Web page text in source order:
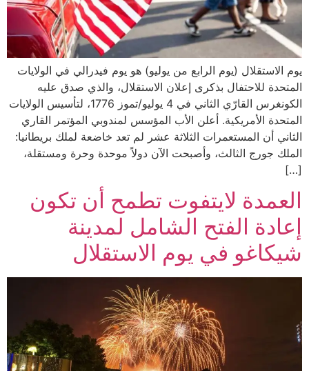
يوم الاستقلال (يوم الرابع من يوليو) هو يوم فيدرالي في الولايات
المتحدة للاحتفال بذكرى إعلان الاستقلال، والذي صدق عليه
الكونغرس القارّي الثاني في 4 يوليو/تموز 1776، لتأسيس الولايات
المتحدة الأمريكية. أعلن الأب المؤسس لمندوبي المؤتمر القاري
الثاني أن المستعمرات الثلاثة عشر لم تعد خاضعة لملك بريطانيا:
الملك جورج الثالث، وأصبحت الآن دولاً موحدة وحرة ومستقلة،
[…]
العمدة لايتفوت تطمح أن تكون
إعادة الفتح الشامل لمدينة
شيكاغو في يوم الاستقلال